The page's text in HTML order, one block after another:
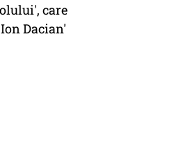
care
Dacian'